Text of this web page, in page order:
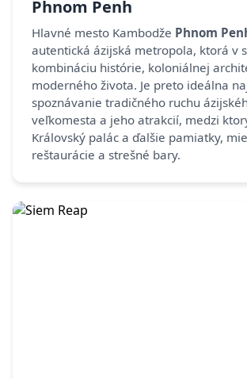
Phnom Penh
Hlavné mesto Kambodže Phnom
autentická ázijská metropola, ktorá v
kombináciu histórie, koloniálnej
moderného života. Je preto ideálna
spoznávanie tradičného ruchu
veľkomesta a jeho atrakcií, medzi
Královský palác a ďalšie pamiatky,
reštaurácie a strešné bary.